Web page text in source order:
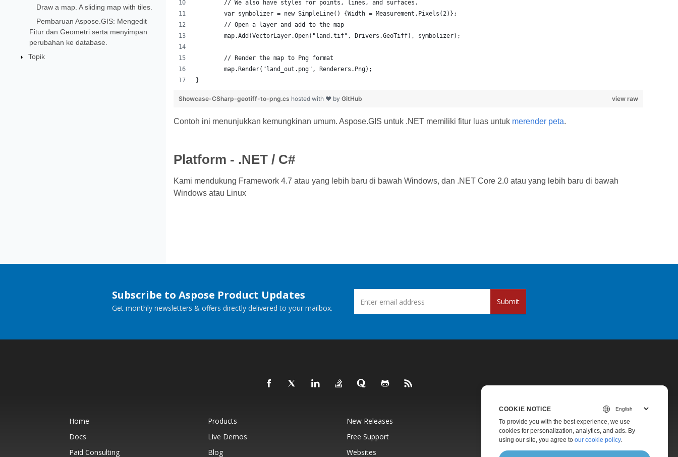
Draw a map. A sliding map with tiles.
Pembaruan Aspose.GIS: Mengedit
Fitur dan Geometri serta menyimpan
perubahan ke database.
Topik
	// We also have styles for points, lines, and surfaces.
	var symbolizer = new SimpleLine() {Width = Measurement.Pixels(2)};
	// Open a layer and add to the map
	map.Add(VectorLayer.Open("land.tif", Drivers.GeoTiff), symbolizer);
	// Render the map to Png format
	map.Render("land_out.png", Renderers.Png);
}
view raw
Showcase-CSharp-geotiff-to-png.cs hosted with ❤ by GitHub
Contoh ini menunjukkan kemungkinan umum. Aspose.GIS untuk .NET memiliki fitur luas untuk merender peta.
Platform - .NET / C#
Kami mendukung Framework 4.7 atau yang lebih baru di bawah Windows, dan .NET Core 2.0 atau yang lebih baru di bawah
Windows atau Linux
Subscribe to Aspose Product Updates
Get monthly newsletters & offers directly delivered to your mailbox.
Submit
Home Products New Releases
Pricing
Docs
Live Demos Free Support
Paid Support
Paid Consulting
Blog Websites About
COOKIE NOTICE
To provide you with the best experience, we use
cookies for personalization, analytics, and ads. By
using our site, you agree to our cookie policy.